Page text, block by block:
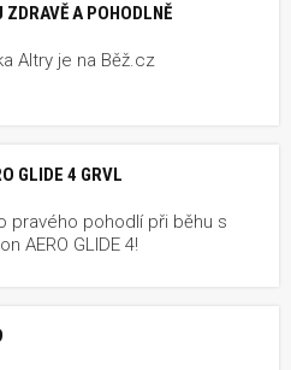
ZDRAVĚ A POHODLNĚ
Altry je na Běž.cz
GLIDE 4 GRVL
pravého pohodlí při běhu s
AERO GLIDE 4!